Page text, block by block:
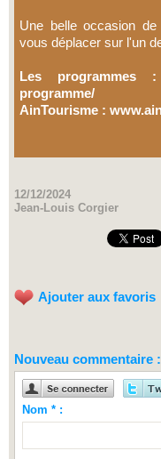
Une belle occasion
vous déplacer sur l'un
Les programmes
programme/
AinTourisme :
12/12/2024
Jean-Louis Corgier
Ajouter aux favoris
Nouveau commentaire :
Nom * :